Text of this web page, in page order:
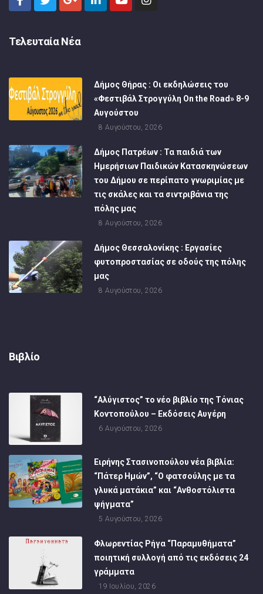
Τελευταία Νέα
Δήμος Θήρας : Οι εκδηλώσεις του
«Φεστιβάλ Στρογγύλη On the Road» 8-9
Αυγούστου
8 Αυγούστου, 2026
Δήμος Πατρέων : Τα παιδιά των
Ημερήσιων Παιδικών Κατασκηνώσεων
του Δήμου σε περίπατο γνωριμίας με
τις σκάλες και τα σιντριβάνια της
πόλης μας
8 Αυγούστου, 2026
Δήμος Θεσσαλονίκης : Εργασίες
φυτοπροστασίας σε οδούς της πόλης
μας
8 Αυγούστου, 2026
Βιβλίο
“Αλύγιστος” το νέο βιβλίο της Τόνιας
Κοντοπούλου – Εκδόσεις Αυγέρη
6 Αυγούστου, 2026
Ειρήνης Στασινοπούλου νέα βιβλία:
“Πάτερ Ημών”, “Ο φατσούλης με τα
γλυκά ματάκια” και “Ανθοστόλιστα
ψήγματα”
5 Αυγούστου, 2026
Φλωρεντίας Ρήγα “Παραμυθήματα”
ποιητική συλλογή από τις εκδόσεις 24
γράμματα
19 Ιουλίου, 2026